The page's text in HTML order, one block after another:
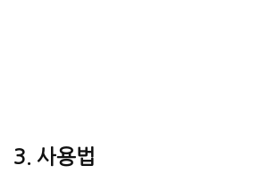
3. 사용법